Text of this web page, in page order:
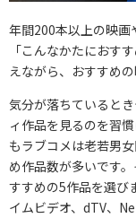
年間200本以上の映画
「こんなかたにおす
えながら、おすすめ
気分が落ちていると
ィ作品を見るのを習
もラブコメは老若男
め作品数が多いです
すすめの5作品を選
イムビデオ、dTV、